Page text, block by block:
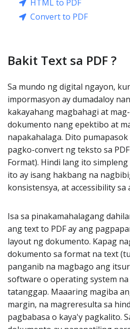
HTML to PDF
Convert to PDF
Bakit Text sa PDF ?
Sa mundo ng digital ngayon,
impormasyon ay dumadaloy
kakayahang magbahagi at
dokumento nang epektibo at
napakahalaga. Dito
pagko-convert ng teksto sa
Format). Hindi lang ito
ito ay isang hakbang na
konsistensya, at accessibility
Isa sa pinakamahalagang
ang text to PDF ay ang
layout ng dokumento. Kapag
dokumento sa format na text
panganib na magbago ang
software o operating system
tatanggap. Maaaring magiba
margin, na magreresulta sa
pagbabasa o kaya'y pagkalito.